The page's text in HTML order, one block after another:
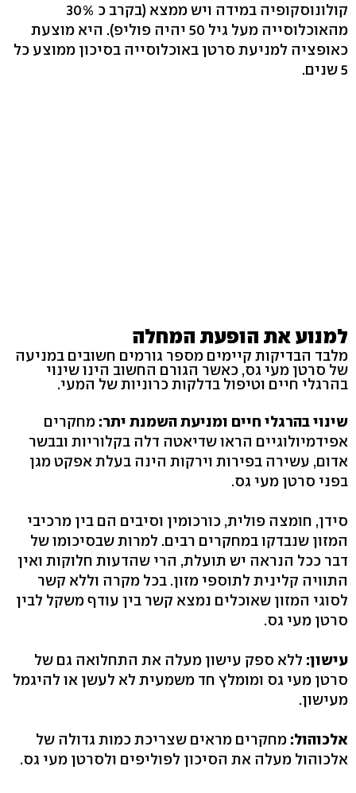
קולונוסקופיה במידה ויש ממצא (בקרב כ 30%
מהאוכלוסייה מעל גיל 50 יהיה פוליפ). היא מוצעת
כאופציה למניעת סרטן באוכלוסייה בסיכון ממוצע כל
5 שנים.
למנוע את הופעת המחלה
מלבד הבדיקות קיימים מספר גורמים חשובים במניעה
של סרטן מעי גס, כאשר הגורם החשוב הינו שינוי
בהרגלי חיים וטיפול בדלקות כרוניות של המעי.
שינוי בהרגלי חיים ומניעת השמנת יתר: מחקרים
אפידמיולוגיים הראו שדיאטה דלה בקלוריות ובבשר
אדום, עשירה בפירות וירקות הינה בעלת אפקט מגן
בפני סרטן מעי גס.
סידן, חומצה פולית, כורכומין וסיבים הם בין מרכיבי
המזון שנבדקו במחקרים רבים. למרות שבסיכומו של
דבר ככל הנראה יש תועלת, הרי שהדעות חלוקות ואין
התוויה קלינית לתוספי מזון. בכל מקרה וללא קשר
לסוגי המזון שאוכלים נמצא קשר בין עודף משקל לבין
סרטן מעי גס.
עישון: ללא ספק עישון מעלה את התחלואה גם של
סרטן מעי גס ומומלץ חד משמעית לא לעשן או להיגמל
מעישון.
אלכוהול: מחקרים מראים שצריכת כמות גדולה של
אלכוהול מעלה את הסיכון לפוליפים ולסרטן מעי גס.